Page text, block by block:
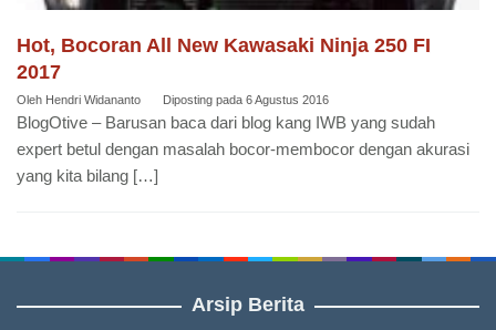
Hot, Bocoran All New Kawasaki Ninja 250 FI
2017
Oleh Hendri Widananto Diposting pada 6 Agustus 2016
BlogOtive – Barusan baca dari blog kang IWB yang sudah
expert betul dengan masalah bocor-membocor dengan akurasi
yang kita bilang […]
Arsip Berita